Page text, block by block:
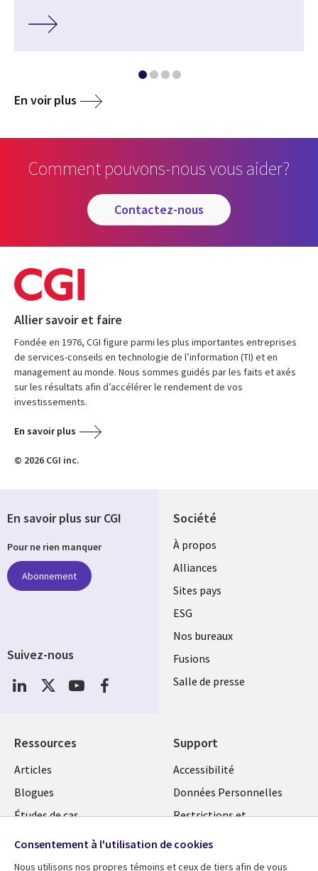
En voir plus
Comment pouvons-nous vous aider?
contactez-nous
Allier savoir et faire
Fondée en 1976, CGI figure parmi les plus importantes entreprises
de services-conseils en technologie de l’information (TI) et en
management au monde. Nous sommes guidés par les faits et axés
sur les résultats afin d’accélérer le rendement de vos
investissements.
En savoir plus
© 2026 CGI inc.
Société
À propos
Alliances
Sites pays
ESG
Nos bureaux
Fusions
Salle de presse
Ressources
Articles
Blogues
Études de cas
Baladodiffusions
Support
Accessibilité
Données Personnelles
Restrictions et
En savoir plus sur CGI
Pour ne rien manquer
Abonnement
Suivez-nous
Social
Media
Consentement à l'utilisation de cookies
Nous utilisons nos propres témoins et ceux de tiers afin de vous